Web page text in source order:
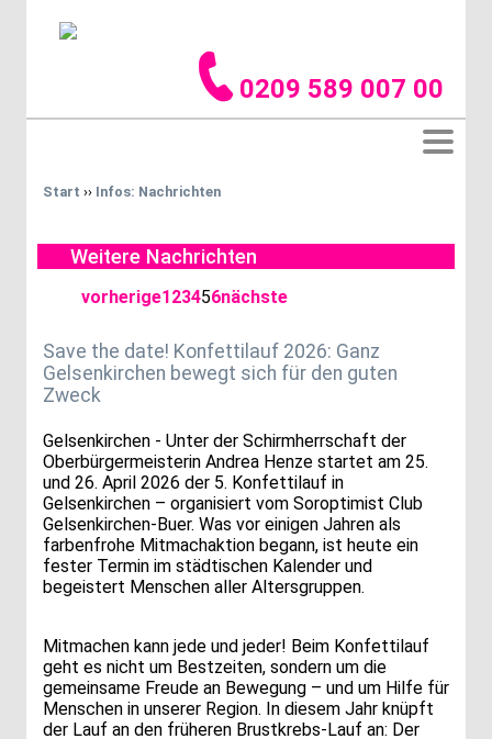
0209 589 007 00
Start ›› Infos: Nachrichten
Weitere Nachrichten
vorherige123456nächste
Save the date! Konfettilauf 2026: Ganz
Gelsenkirchen bewegt sich für den guten
Zweck
Gelsenkirchen - Unter der Schirmherrschaft der
Oberbürgermeisterin Andrea Henze startet am 25.
und 26. April 2026 der 5. Konfettilauf in
Gelsenkirchen – organisiert vom Soroptimist Club
Gelsenkirchen‑Buer. Was vor einigen Jahren als
farbenfrohe Mitmachaktion begann, ist heute ein
fester Termin im städtischen Kalender und
begeistert Menschen aller Altersgruppen.
Mitmachen kann jede und jeder! Beim Konfettilauf
geht es nicht um Bestzeiten, sondern um die
gemeinsame Freude an Bewegung – und um Hilfe für
Menschen in unserer Region. In diesem Jahr knüpft
der Lauf an den früheren Brustkrebs-Lauf an: Der